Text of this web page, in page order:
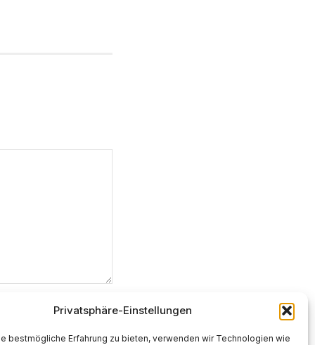
Privatsphäre-Einstellungen
bestmögliche Erfahrung zu bieten, verwenden wir Technologien wie